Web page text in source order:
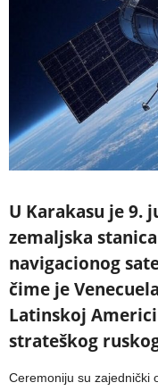
U Karakasu je 9.
zemaljska
navigacionog
čime je
Latinskoj
strateškog
Ceremoniju su zajednički